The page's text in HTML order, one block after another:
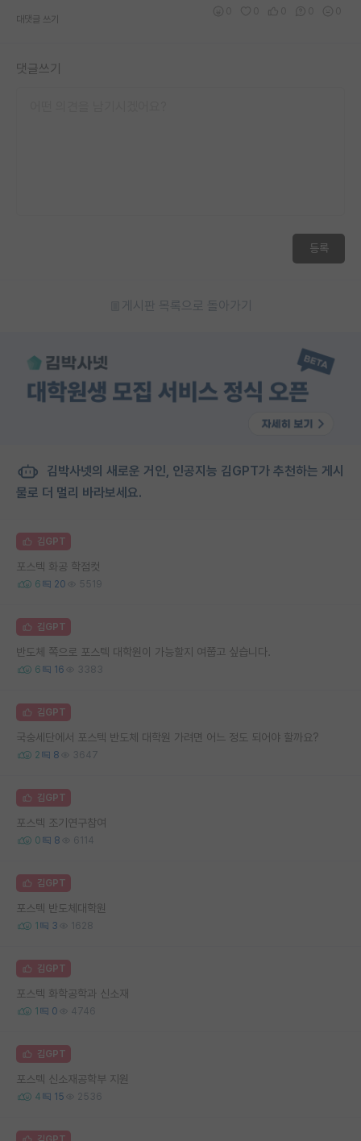
이벤트
재팬라운지 🌸
대댓글 쓰기
댓글쓰기
등록
게시판 목록으로 돌아가기
김박사넷의 새로운 거인, 인공지능 김GPT가 추천하는 게시
물로 더 멀리 바라보세요.
김GPT
포스텍 화공 학점컷
6 20 5519
김GPT
반도체 쪽으로 포스텍 대학원이 가능할지 여쭙고 싶습니다.
6 16 3383
김GPT
국숭세단에서 포스텍 반도체 대학원 가려면 어느 정도 되어야 할까요?
2 8 3647
김GPT
포스텍 조기연구참여
0 8 6114
김GPT
포스텍 반도체대학원
1 3 1628
김GPT
포스텍 화학공학과 신소재
1 0 4746
김GPT
포스텍 신소재공학부 지원
4 15 2536